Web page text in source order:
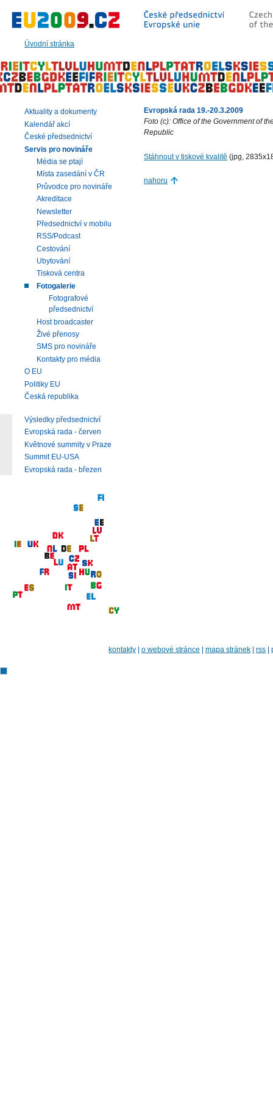
Úvodní stránka
hlavní
|
navigaci
|
vyhledávání
Evropská rada 19.-20.3.2009
Foto (c): Office of the Government of
Republic
Stáhnout v tiskové kvalitě (jpg,
nahoru
Aktuality a dokumenty
Kalendář akcí
České předsednictví
Servis pro novináře
Média se ptají
Místa zasedání v ČR
Průvodce pro novináře
Akreditace
Newsletter
Předsednictví v mobilu
RSS/Podcast
Cestování
Ubytování
Tisková centra
Fotogalerie
Fotografové
předsednictví
Host broadcaster
Živé přenosy
SMS pro novináře
Kontakty pro média
O EU
Politiky EU
Česká republika
Výsledky předsednictví
Evropská rada - červen
Květnové summity v Praze
Summit EU-USA
Evropská rada - březen
kontakty | o webové stránce | mapa stránek | rss |